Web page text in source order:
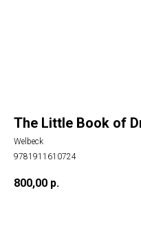
The Little Book of
Welbeck
9781911610724
800,00 р.